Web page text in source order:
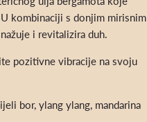
kombinaciji s donjim mirisnim
i revitalizira duh.
pozitivne vibracije na svoju
bor, ylang ylang, mandarina